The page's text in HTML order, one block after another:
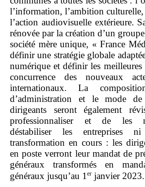
l’information, l’ambition culturelle,
l’action audiovisuelle extérieure.
rénovée par la création d’un
société mère unique, « France
définir une stratégie globale
numérique et définir les meilleures
concurrence des nouveaux
internationaux. La
d’administration et le mode de
dirigeants seront également
professionnaliser et de les
déstabiliser les entreprises
transformation en cours : les
en poste verront leur mandat de
généraux transformés en
généraux jusqu’au 1 er janvier 2023.